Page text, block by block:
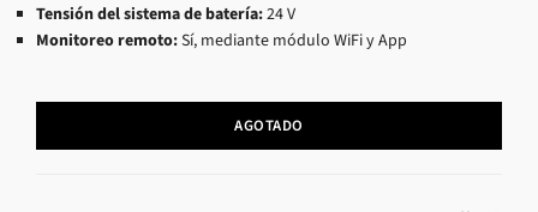
Tensión del sistema de batería:24 V
Monitoreo remoto:Sí, mediante módulo WiFi y App
AGOTADO